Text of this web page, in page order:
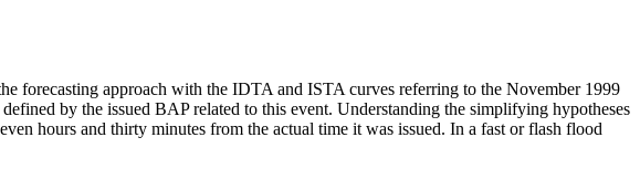
forecasting approach with the IDTA and ISTA curves referring to the November 1999
by the issued BAP related to this event. Understanding the simplifying hypotheses
hours and thirty minutes from the actual time it was issued. In a fast or flash flood